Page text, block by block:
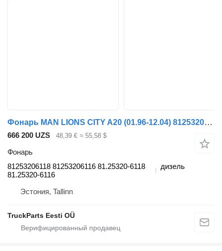
Фонарь MAN LIONS CITY A20 (01.96-12.04) 81253206118 для автобуса MAN Lion's bus (1991-)
666 200 UZS 48,39 € ≈ 55,58 $
Фонарь
81253206118 81253206116 81.25320-6118
81.25320-6116
дизель
Эстония, Tallinn
TruckParts Eesti OÜ